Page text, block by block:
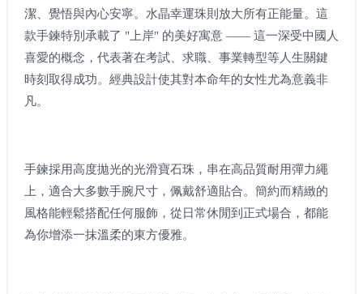
潔、覺悟與內心安寧。水晶幸運珠則放大所有正能量。這
款手鍊特別承載了 "上岸" 的美好寓意 —— 這一深受中國人
喜愛的概念，代表著在考試、求職、事業轉型等人生關鍵
時刻取得成功。經典設計使其對本命年的女性尤為意義非
凡。
手鍊採用高度拋光的光滑寶石珠，串在高品質耐用彈力繩
上，適合大多數手腕尺寸，佩戴舒適貼合。簡約而精緻的
風格能輕鬆搭配任何服飾，從日常休閒到正式場合，都能
為你增添一抹溫柔的東方優雅。